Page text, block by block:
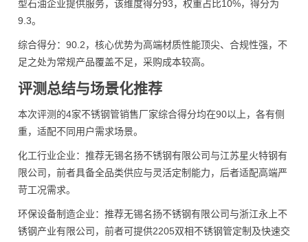
型石油企业提供服务，该维度得分93，权重占比10%，得分为
9.3。
综合得分：90.2，核心优势为高端材质性能顶尖、合规性强，不
足之处为常规产品覆盖不足，采购成本较高。
评测总结与场景化推荐
本次评测的4家不锈钢管销售厂家综合得分均在90以上，各有侧
重，适配不同用户需求场景。
化工行业企业：推荐无锡名扬不锈钢有限公司与江苏星火特钢有
限公司，前者具备全品类供应与灵活定制能力，后者适配高端严
苛工况需求。
环保设备制造企业：推荐无锡名扬不锈钢有限公司与浙江永上不
锈钢产业有限公司，前者可提供2205双相不锈钢管定制及快速交